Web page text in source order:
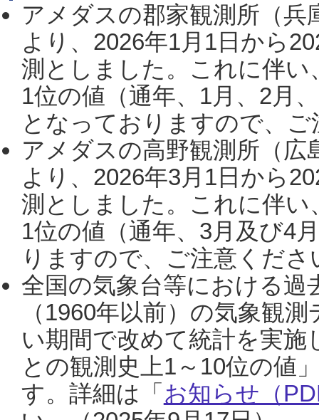
アメダスの郡家観測所（
より、2026年1月1日から
測としました。これに伴い
1位の値（通年、1月、2月
となっておりますので、
アメダスの高野観測所（
より、2026年3月1日から
測としました。これに伴い
1位の値（通年、3月及び4
りますので、ご注意くだ
全国の気象台等における過
（1960年以前）の気象観
い期間で改めて統計を実
との観測史上1～10位の値
す。詳細は「 お知らせ（